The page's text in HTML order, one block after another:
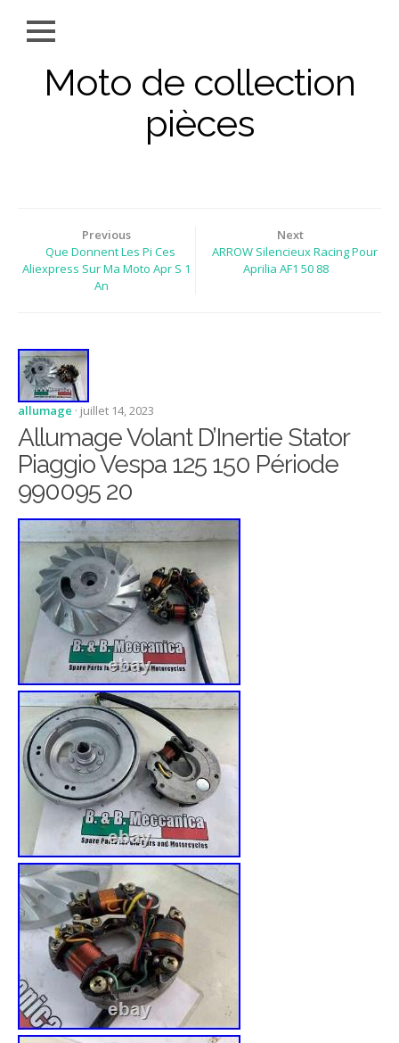
Moto de collection
pièces
Previous
Que Donnent Les Pi Ces
Aliexpress Sur Ma Moto Apr S 1
An
Next
ARROW Silencieux Racing Pour
Aprilia AF1 50 88
allumage · juillet 14, 2023
Allumage Volant D’Inertie Stator
Piaggio Vespa 125 150 Période
990095 20